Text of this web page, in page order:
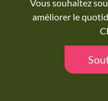
Vous souhaitez
améliorer le